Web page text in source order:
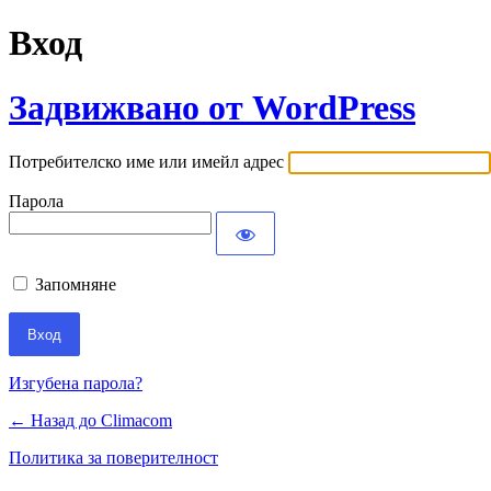
Вход
Задвижвано от WordPress
Потребителско име или имейл адрес
Парола
Запомняне
Изгубена парола?
← Назад до Climacom
Политика за поверителност